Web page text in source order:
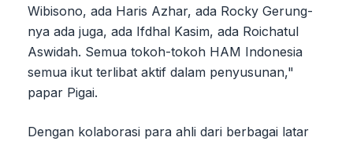
Wibisono, ada Haris Azhar, ada Rocky Gerung-
nya ada juga, ada Ifdhal Kasim, ada Roichatul
Aswidah. Semua tokoh-tokoh HAM Indonesia
semua ikut terlibat aktif dalam penyusunan,"
papar Pigai.
Dengan kolaborasi para ahli dari berbagai latar